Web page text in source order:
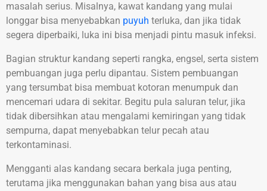
masalah serius. Misalnya, kawat kandang yang mulai
longgar bisa menyebabkan puyuh terluka, dan jika tidak
segera diperbaiki, luka ini bisa menjadi pintu masuk infeksi.
Bagian struktur kandang seperti rangka, engsel, serta sistem
pembuangan juga perlu dipantau. Sistem pembuangan
yang tersumbat bisa membuat kotoran menumpuk dan
mencemari udara di sekitar. Begitu pula saluran telur, jika
tidak dibersihkan atau mengalami kemiringan yang tidak
sempurna, dapat menyebabkan telur pecah atau
terkontaminasi.
Mengganti alas kandang secara berkala juga penting,
terutama jika menggunakan bahan yang bisa aus atau